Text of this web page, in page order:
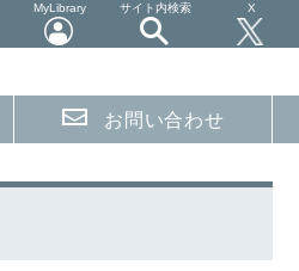
MyLibrary サイト内検索 X
お問い合わせ